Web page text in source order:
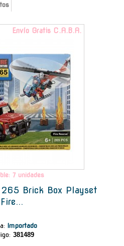
Envío Gratis C.A.B.A.
7 unidades
Brick Box Playset
Fire...
: Importado
381489